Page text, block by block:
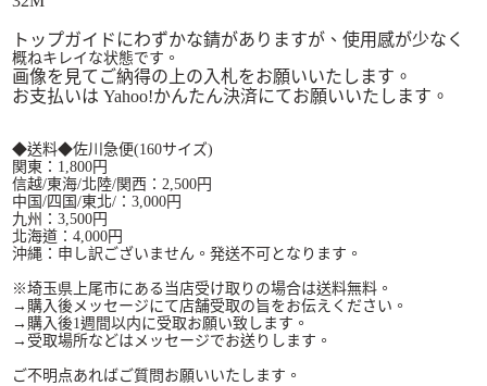
トップガイドにわずかな錆がありますが、使用感が少なく
概ねキレイな状態です。
画像を見てご納得の上の入札をお願いいたします。
お支払いは Yahoo!かんたん決済にてお願いいたします。
◆送料◆佐川急便(160サイズ)
関東：1,800円
信越/東海/北陸/関西：2,500円
中国/四国/東北/：3,000円
九州：3,500円
北海道：4,000円
沖縄：申し訳ございません。発送不可となります。
※埼玉県上尾市にある当店受け取りの場合は送料無料。
→購入後メッセージにて店舗受取の旨をお伝えください。
→購入後1週間以内に受取お願い致します。
→受取場所などはメッセージでお送りします。
ご不明点あればご質問お願いいたします。